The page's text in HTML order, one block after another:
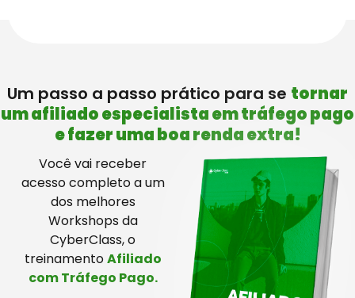
Um passo a passo prático para se tornar
um afiliado especialista em tráfego pago
e fazer uma boa renda extra!
Você vai receber
acesso completo a um
dos melhores
Workshops da
CyberClass, o
treinamentoAfiliado
com Tráfego Pago.